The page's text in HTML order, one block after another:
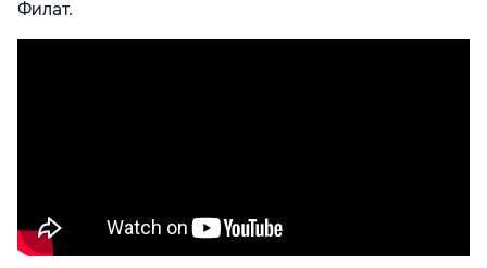
Филат.